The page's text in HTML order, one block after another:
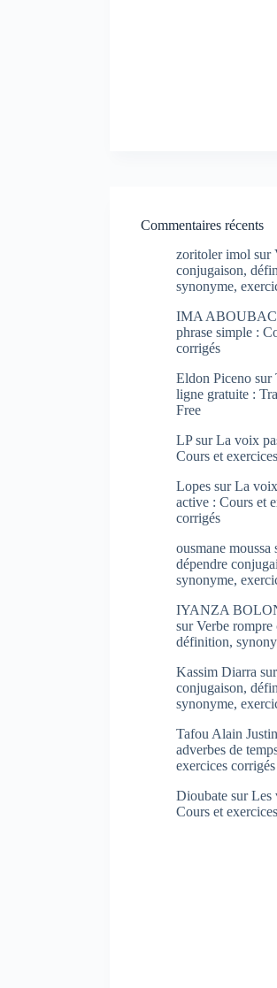
Commentaires récents
zoritoler imol sur
conjugaison,
synonyme,
IMA
phrase simple :
corrigés
Eldon Piceno sur
ligne gratuite :
Free
LPsurLa voix
Cours et
Lopes surLa
active : Cours et
corrigés
ousmane moussa
dépendre
synonyme,
IYANZA
surVerbe rompre
définition,
Kassim Diarra
conjugaison,
synonyme,
Tafou Alain Justin
adverbes de
exercices corrigés
Dioubate surLes
Cours et